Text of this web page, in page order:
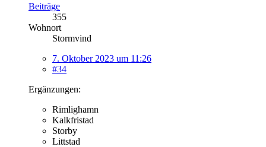
Beiträge
355
Wohnort
Stormvind
7. Oktober 2023 um 11:26
#34
Ergänzungen:
Rimlighamn
Kalkfristad
Storby
Littstad